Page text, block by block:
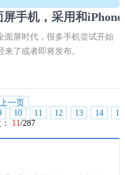
面屏时代，很多手机尝试开始
了或者即将发布。
上一页
10 11 12 13 14
15
11/287